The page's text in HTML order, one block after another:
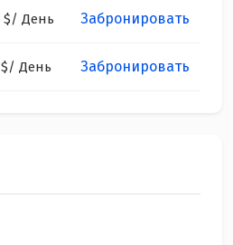
$/ День Забронировать
$/ День Забронировать